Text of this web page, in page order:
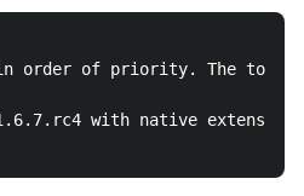
order of priority. The top
with native extensions